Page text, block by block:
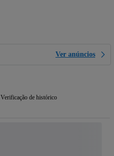
Ver anúncios
Verificação de histórico